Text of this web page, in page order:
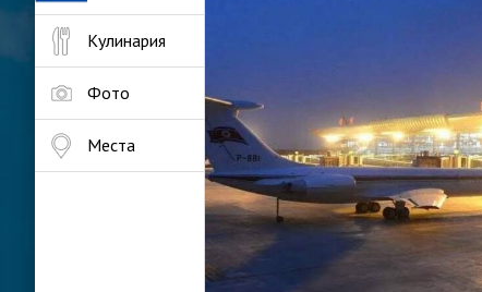
Кулинария
Фото
Места
Пхеньян – столица и
мире также под
на Корейском полуострове.
Пхеньян расположен в
территорию города
историков, первое
под именем Вангомсон,
государства Кочосон. Позже
вошел в состав Силлы.
С конца XIX столетия, в
японского колониального